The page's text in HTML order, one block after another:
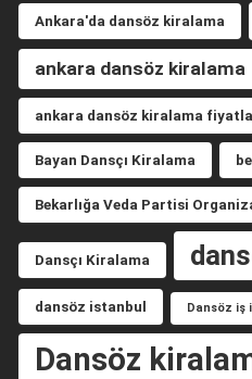
Ankara'da dansöz kiralama
ankara dansöz kiralama
ankara dansöz kiralama
Bayan Dansçı Kiralama
Bekarlığa Veda Partisi
Dansçı Kiralama
dansöz istanbul Dansöz iş
Dansöz